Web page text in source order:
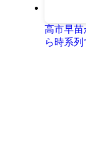
高市早
ら時系列